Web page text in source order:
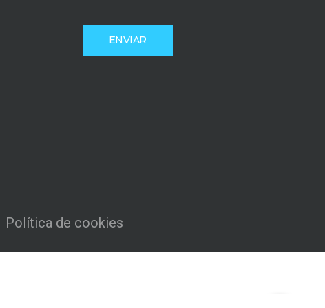
Política de cookies